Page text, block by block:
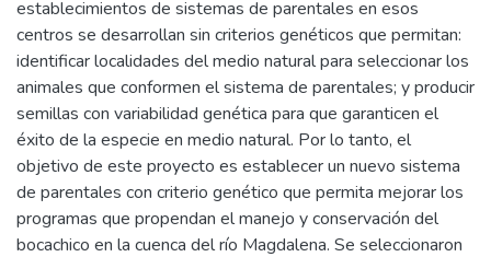
establecimientos de sistemas de parentales en esos
centros se desarrollan sin criterios genéticos que permitan:
identificar localidades del medio natural para seleccionar los
animales que conformen el sistema de parentales; y producir
semillas con variabilidad genética para que garanticen el
éxito de la especie en medio natural. Por lo tanto, el
objetivo de este proyecto es establecer un nuevo sistema
de parentales con criterio genético que permita mejorar los
programas que propendan el manejo y conservación del
bocachico en la cuenca del río Magdalena. Se seleccionaron